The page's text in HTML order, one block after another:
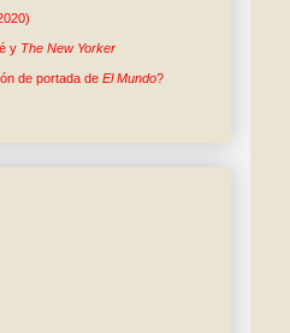
y The New Yorker
de portada de El Mundo?